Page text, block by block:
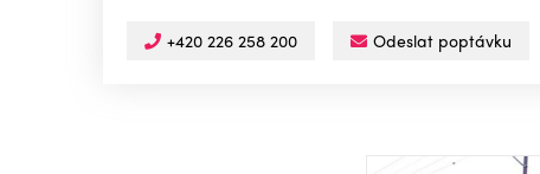
+420 226 258 200 Odeslat poptávku